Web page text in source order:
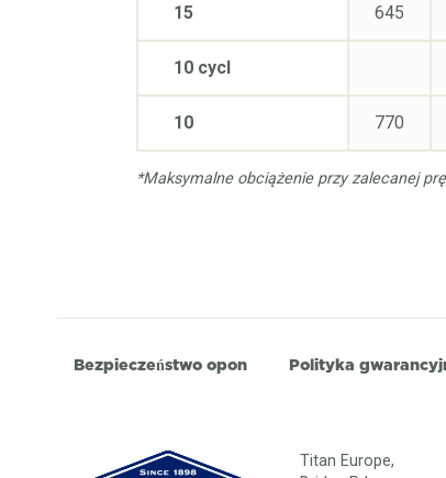
15
10 cycl
10
645
770
*Maksymalne obciążenie przy zalecanej
Bezpieczeństwo opon Polityka
Titan Europe,